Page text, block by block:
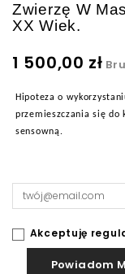
Zwierzę W
XX Wiek.
1 500,00 zł
Hipoteza o
przemieszczania się do
sensowną.
Akceptuję
Powiadom